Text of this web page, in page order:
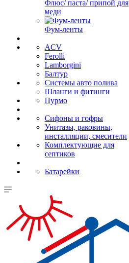
Флюс/ паста/ припой для
меди
Фум-ленты
ACV
Ferolli
Lamborgini
Балтур
Системы авто полива
Шланги и фитинги
Пурмо
Сифоны и гофры
Унитазы, раковины,
инсталляции, смесители
Комплектующие для
септиков
Батарейки